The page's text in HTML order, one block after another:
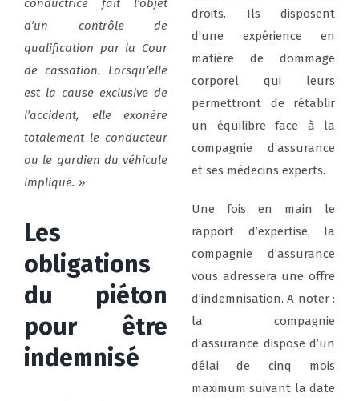
conductrice fait l’objet
d’un contrôle de
qualification par la Cour
de cassation. Lorsqu’elle
est la cause exclusive de
l’accident, elle exonère
totalement le conducteur
ou le gardien du véhicule
impliqué. »
Les
obligations
du piéton
pour être
indemnisé
droits. Ils disposent
d’une expérience en
matière de dommage
corporel qui leurs
permettront de rétablir
un équilibre face à la
compagnie d’assurance
et ses médecins experts.
Une fois en main le
rapport d’expertise, la
compagnie d’assurance
vous adressera une offre
d’indemnisation. A noter :
la compagnie
d’assurance dispose d’un
délai de cinq mois
maximum suivant la date